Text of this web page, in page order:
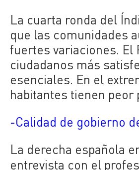
La cuarta ronda del
que las comunidades
fuertes variaciones. El
ciudadanos más
esenciales. En el
habitantes tienen
-Calidad de gobierno
La derecha española
entrevista con el